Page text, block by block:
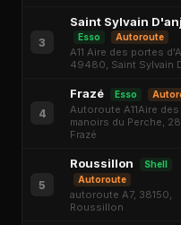
3
Saint Sylvain
Esso Autoroute
A11 Aire des portes
49480, Saint Sylvain
4
Frazé Esso
Autoroute A11Aire des
manoirs du Perche,
Frazé
5
Roussillon
Shell
Autoroute
autoroute A7, 38150,
Roussillon